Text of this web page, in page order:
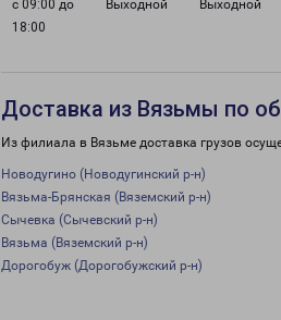
с 09:00 до
18:00
Выходной Выходной
Доставка из Вязьмы по
Из филиала в Вязьме доставка грузов
Новодугино (Новодугинский р-н)
Вязьма-Брянская (Вяземский р-н)
Сычевка (Сычевский р-н)
Вязьма (Вяземский р-н)
Дорогобуж (Дорогобужский р-н)